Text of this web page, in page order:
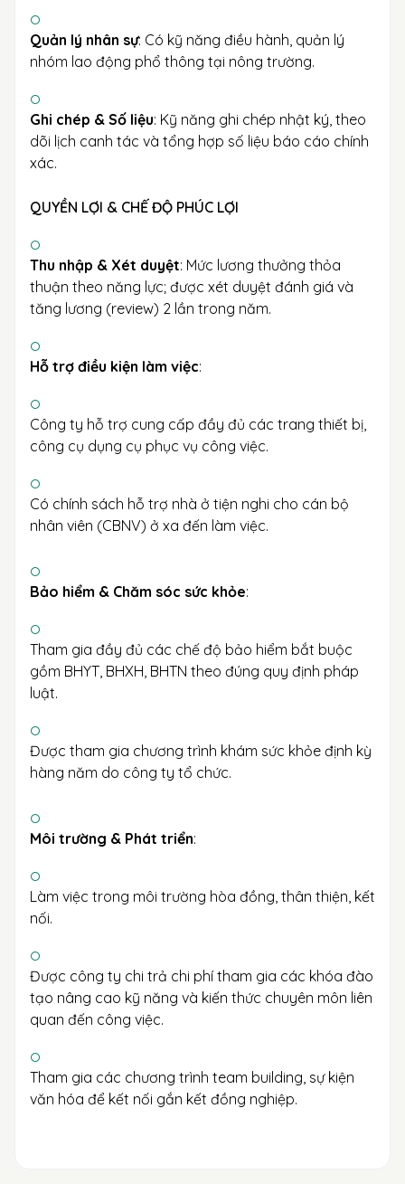
Quản lý nhân sự: Có kỹ năng điều hành, quản lý
nhóm lao động phổ thông tại nông trường.
Ghi chép & Số liệu: Kỹ năng ghi chép nhật ký, theo
dõi lịch canh tác và tổng hợp số liệu báo cáo chính
xác.
QUYỀN LỢI & CHẾ ĐỘ PHÚC LỢI
Thu nhập & Xét duyệt: Mức lương thưởng thỏa
thuận theo năng lực; được xét duyệt đánh giá và
tăng lương (review) 2 lần trong năm.
Hỗ trợ điều kiện làm việc:
Công ty hỗ trợ cung cấp đầy đủ các trang thiết bị,
công cụ dụng cụ phục vụ công việc.
Có chính sách hỗ trợ nhà ở tiện nghi cho cán bộ
nhân viên (CBNV) ở xa đến làm việc.
Bảo hiểm & Chăm sóc sức khỏe:
Tham gia đầy đủ các chế độ bảo hiểm bắt buộc
gồm BHYT, BHXH, BHTN theo đúng quy định pháp
luật.
Được tham gia chương trình khám sức khỏe định kỳ
hàng năm do công ty tổ chức.
Môi trường & Phát triển:
Làm việc trong môi trường hòa đồng, thân thiện, kết
nối.
Được công ty chi trả chi phí tham gia các khóa đào
tạo nâng cao kỹ năng và kiến thức chuyên môn liên
quan đến công việc.
Tham gia các chương trình team building, sự kiện
văn hóa để kết nối gắn kết đồng nghiệp.